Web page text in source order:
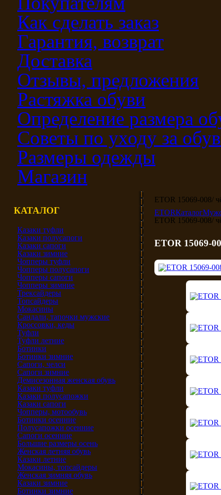
Как сделать заказ
Гарантия, возврат
Доставка
Отзывы, предложения
Растяжка обуви
Определение размера
Советы по уходу за
Размеры одежды
Магазин
КАТАЛОГ
Казаки туфли
Казаки полусапоги
Казаки сапоги
Казаки зимние
Чопперы туфли
Чопперы полусапоги
Чопперы сапоги
Чопперы зимние
Трексайдеры
Топсайдеры
Мокасины
Сандали, тапочки мужские
Кроссовки, кеды
Туфли
Туфли летние
Ботинки
Ботинки зимние
Сапоги, челси
Сапоги зимние
Демисезонная женская обувь
Казаки туфли
Казаки полусапожки
Казаки сапоги
Чопперы, мотообувь
Ботинки осенние
Полусапожки осенние
Сапоги осенние
Большие размеры осень
Женская летняя обувь
Казаки летние
Мокасины, топсайдеры
Женская зимняя обувь
Казаки зимние
Ботинки зимние
ETOR 15069-008/
ETORКаталог
ETOR 15069-008/
ETOR 15069-